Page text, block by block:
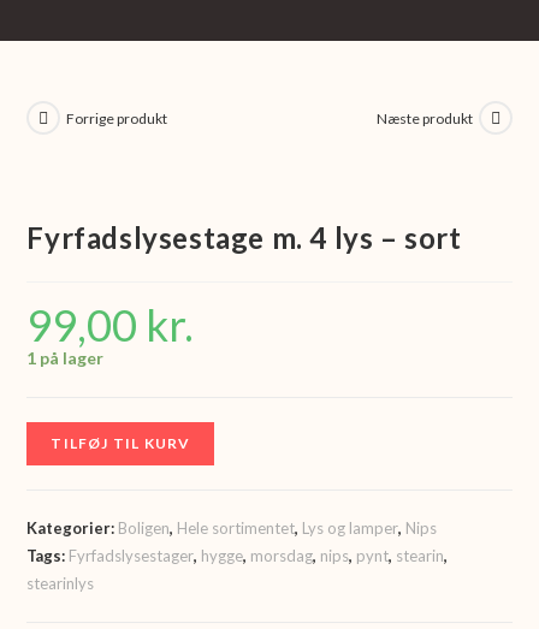
Forrige produkt Næste produkt
Fyrfadslysestage m. 4 lys – sort
99,00 kr.
1 på lager
Fyrfadslysestage
m.
lys
-
sort
TILFØJ TIL KURV
Kategorier: Boligen, Hele sortimentet, Lys og lamper, Nips
Tags: Fyrfadslysestager, hygge, morsdag, nips, pynt, stearin,
stearinlys